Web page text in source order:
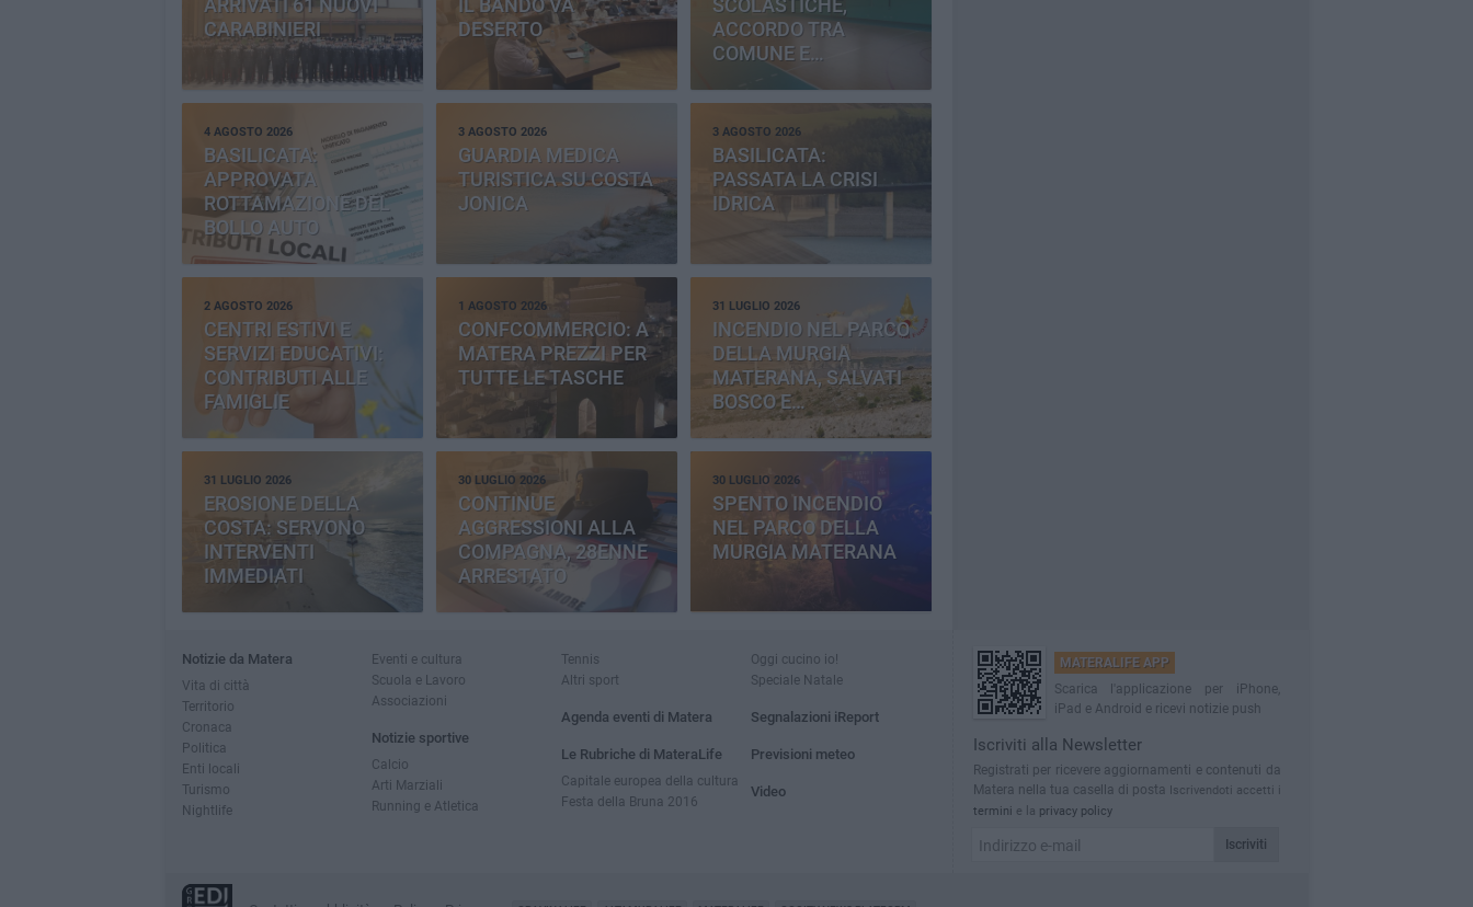
ARRIVATI 61 NUOVI
CARABINIERI
IL BANDO VA
DESERTO
SCOLASTICHE,
ACCORDO TRA
COMUNE E
PROVINCIA
4 AGOSTO 2026
BASILICATA:
APPROVATA
ROTTAMAZIONE DEL
BOLLO AUTO
3 AGOSTO 2026
GUARDIA MEDICA
TURISTICA SU COSTA
JONICA
3 AGOSTO 2026
BASILICATA:
PASSATA LA CRISI
IDRICA
2 AGOSTO 2026
CENTRI ESTIVI E
SERVIZI EDUCATIVI:
CONTRIBUTI ALLE
FAMIGLIE
1 AGOSTO 2026
CONFCOMMERCIO: A
MATERA PREZZI PER
TUTTE LE TASCHE
31 LUGLIO 2026
INCENDIO NEL PARCO
DELLA MURGIA
MATERANA, SALVATI
BOSCO E
CEMENTERIA
31 LUGLIO 2026
EROSIONE DELLA
COSTA: SERVONO
INTERVENTI
IMMEDIATI
30 LUGLIO 2026
CONTINUE
AGGRESSIONI ALLA
COMPAGNA, 28ENNE
ARRESTATO
30 LUGLIO 2026
SPENTO INCENDIO
NEL PARCO DELLA
MURGIA MATERANA
Notizie da Matera
Vita di città
Territorio
Cronaca
Politica
Enti locali
Turismo
Nightlife
Eventi e cultura
Scuola e Lavoro
Associazioni
Notizie sportive
Calcio
Arti Marziali
Running e Atletica
Tennis
Altri sport
Agenda eventi di Matera
Le Rubriche di MateraLife
Capitale europea della cultura
Festa della Bruna 2016
Oggi cucino io!
Speciale Natale
Segnalazioni iReport
Previsioni meteo
Video
MATERALIFE APP
Scarica l'applicazione per iPhone,
iPad e Android e ricevi notizie push
Iscriviti alla Newsletter
Registrati per ricevere aggiornamenti e contenuti da
Matera nella tua casella di posta Iscrivendoti accetti i
termini e la privacy policy
Iscriviti